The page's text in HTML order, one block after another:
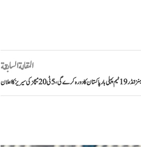
المقالة السابقة
5 ٹی 20 میچز کی سیریز کا اعلان